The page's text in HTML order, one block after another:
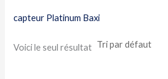
capteur Platinum Baxi
Voici le seul résultat